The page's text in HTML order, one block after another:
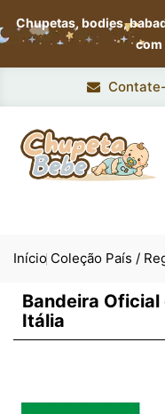
Chupetas, bodies,
com
Início Coleção País /
Bandeira Oficial
Itália